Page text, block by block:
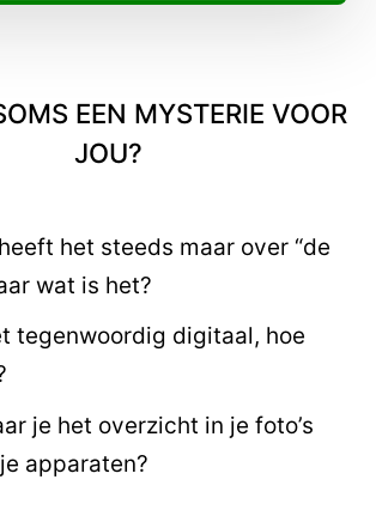
EEN MYSTERIE VOOR
JOU?
het steeds maar over “de
wat is het?
tegenwoordig digitaal, hoe
je het overzicht in je foto’s
apparaten?